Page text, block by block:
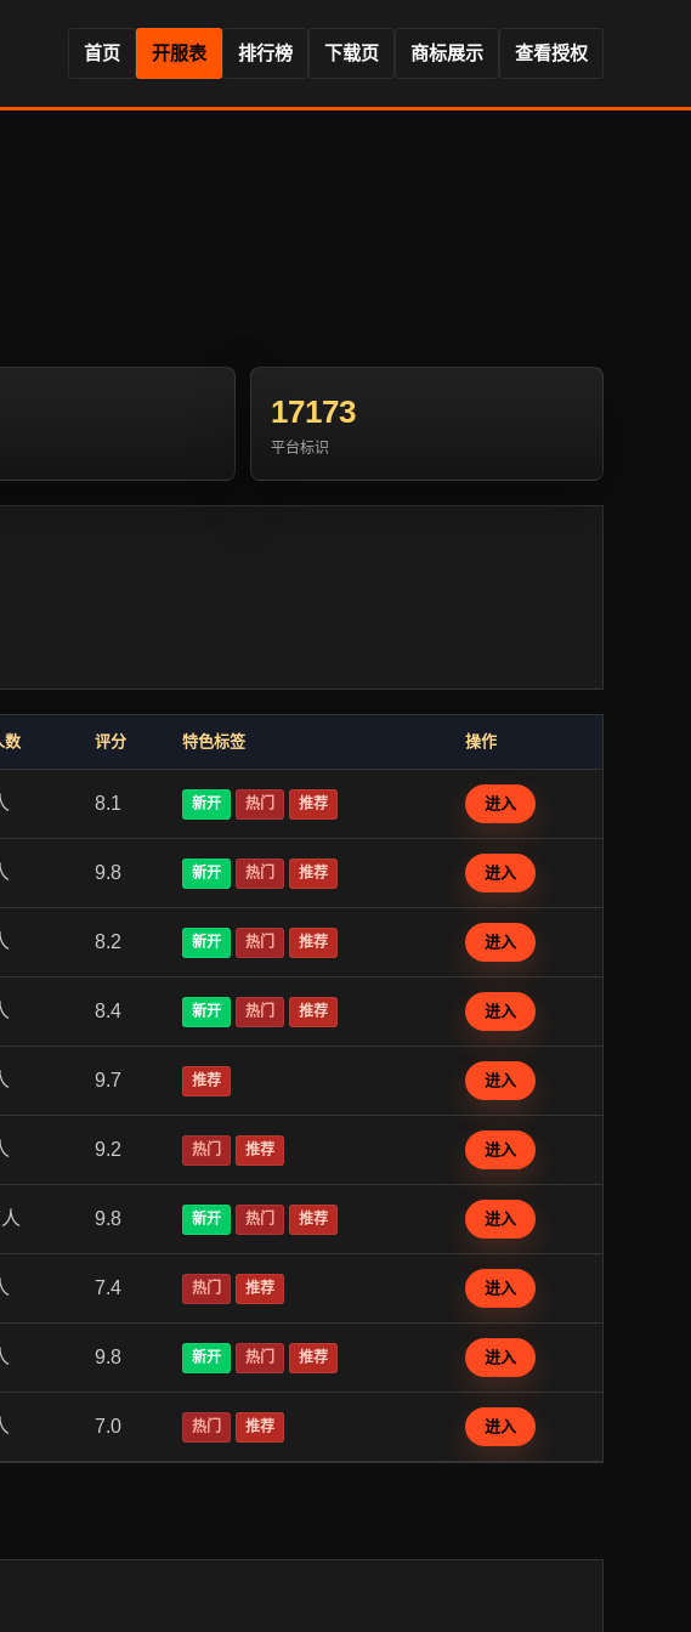
首页 开服表 排行榜 下载页 商标展示 查看授权
17173
平台标识
数 评分 特色标签 操作
8.1 新开 热门 推荐 进入
9.8 新开 热门 推荐 进入
8.2 新开 热门 推荐 进入
8.4 新开 热门 推荐 进入
9.7 推荐 进入
9.2 热门 推荐 进入
9.8 新开 热门 推荐 进入
7.4 热门 推荐 进入
9.8 新开 热门 推荐 进入
7.0 热门 推荐 进入